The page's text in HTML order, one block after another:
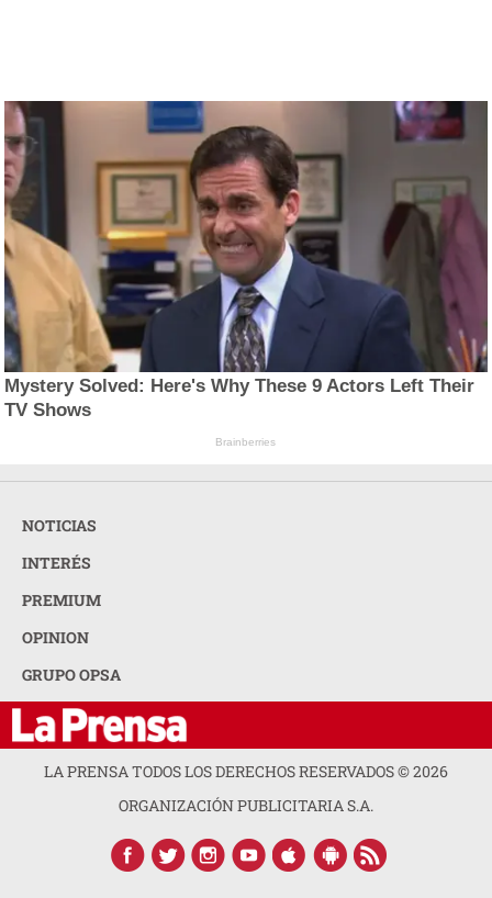
Mystery Solved: Here's Why These 9 Actors Left Their
TV Shows
Brainberries
NOTICIAS
INTERÉS
PREMIUM
OPINION
GRUPO OPSA
LA PRENSA TODOS LOS DERECHOS RESERVADOS ©2026
ORGANIZACIÓN PUBLICITARIA S.A.